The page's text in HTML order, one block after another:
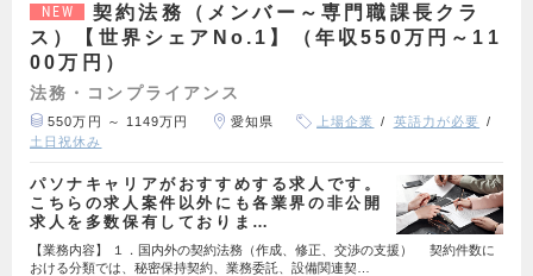
NEW
契約法務（メンバー～専門職課長クラ
ス）【世界シェアNo.1】（年収550万円～11
00万円）
法務・コンプライアンス
550万円 ～ 1149万円 愛知県 上場企業
英語力が必要
土日祝休み
パソナキャリアがおすすめする求人です。
こちらの求人案件以外にも各業界の非公開
求人を多数保有しておりま…
【業務内容】 １．国内外の契約法務（作成、修正、交渉の支援） 契約件数に
おける分類では、秘密保持契約、業務委託、設備関連契…